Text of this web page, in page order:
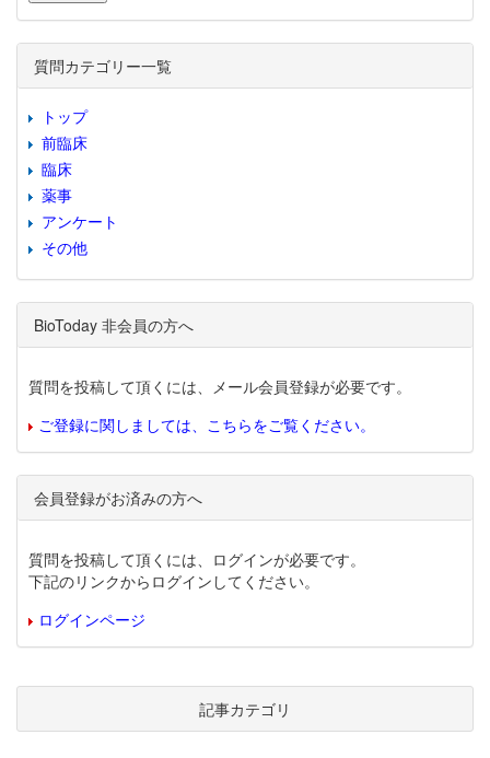
質問カテゴリー一覧
トップ
前臨床
臨床
薬事
アンケート
その他
BioToday 非会員の方へ
質問を投稿して頂くには、メール会員登録が必要です。
ご登録に関しましては、こちらをご覧ください。
会員登録がお済みの方へ
質問を投稿して頂くには、ログインが必要です。
下記のリンクからログインしてください。
ログインページ
記事カテゴリ